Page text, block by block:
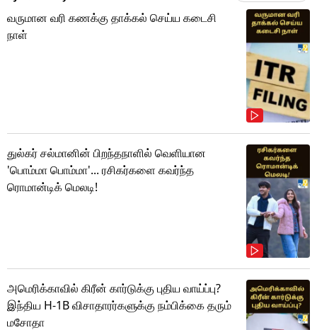
வருமான வரி கணக்கு தாக்கல் செய்ய கடைசி
நாள்
துல்கர் சல்மானின் பிறந்தநாளில் வெளியான
'பொம்மா பொம்மா'... ரசிகர்களை கவர்ந்த
ரொமான்டிக் மெலடி!
அமெரிக்காவில் கிரீன் கார்டுக்கு புதிய வாய்ப்பு?
இந்திய H-1B விசாதாரர்களுக்கு நம்பிக்கை தரும்
மசோதா